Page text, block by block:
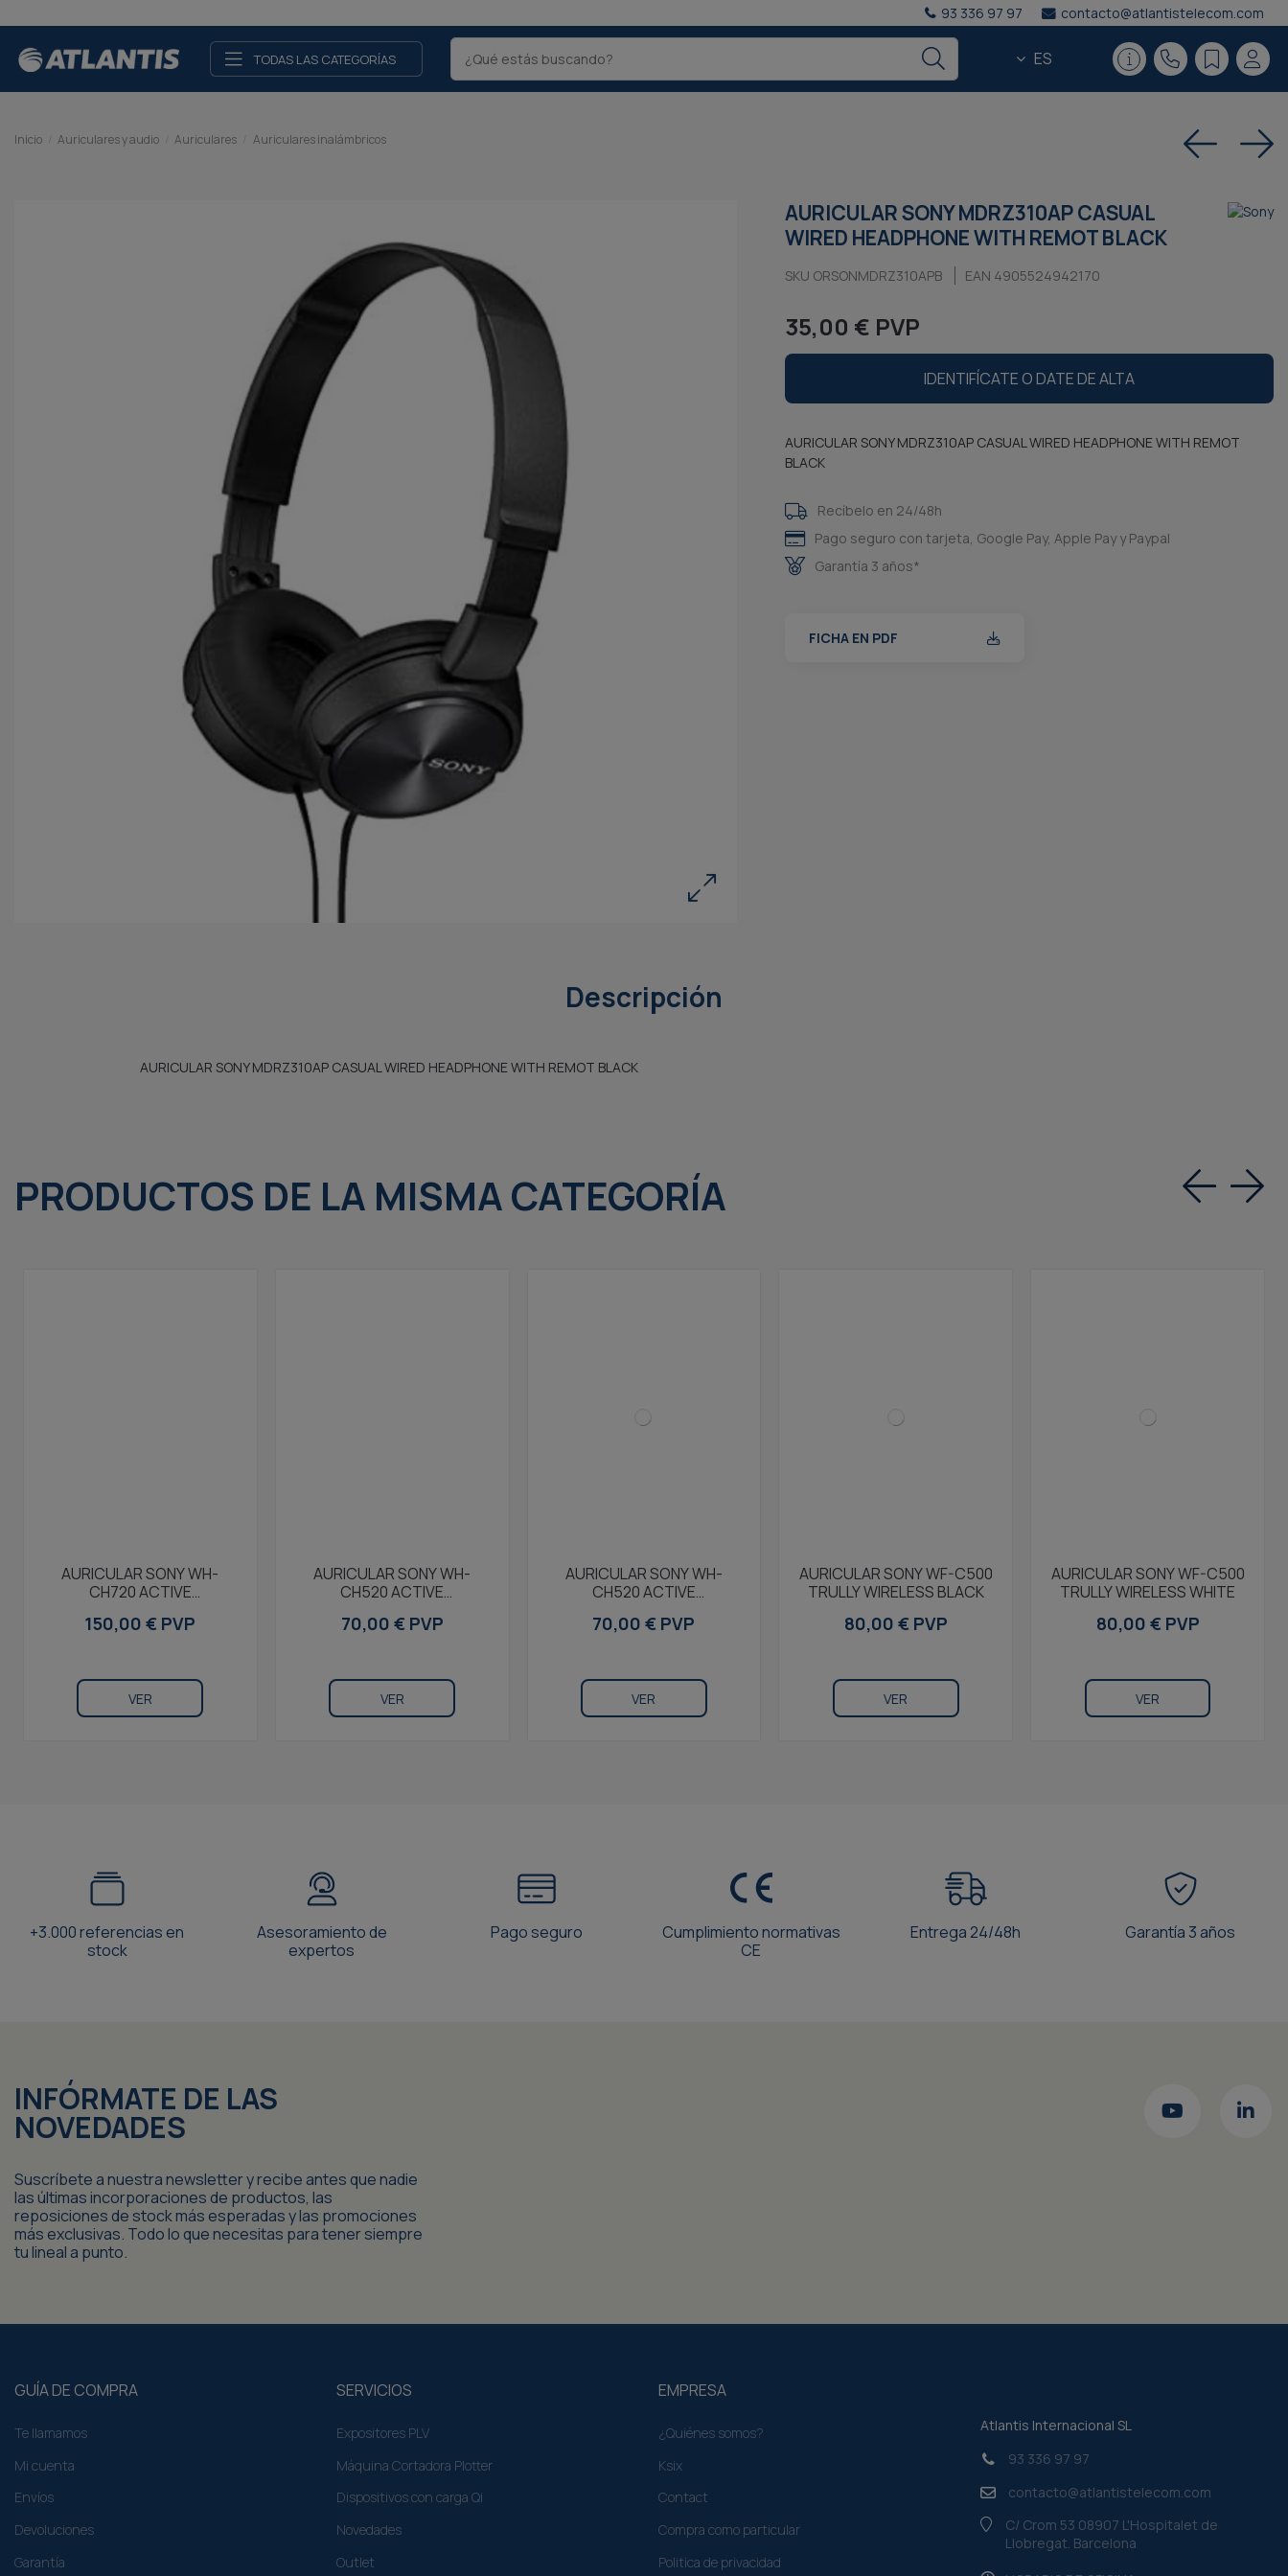
93 336 97 97 contacto@atlantistelecom.com
TODAS LAS CATEGORÍAS ES
Inicio Auriculares y audio Auriculares Auriculares inalámbricos
AURICULAR SONY MDRZ310AP CASUAL
WIRED HEADPHONE WITH REMOT BLACK
SKU ORSONMDRZ310APB EAN 4905524942170
35,00 € PVP
IDENTIFÍCATE O DATE DE ALTA
AURICULAR SONY MDRZ310AP CASUAL WIRED HEADPHONE WITH REMOT
BLACK
Recíbelo en 24/48h
Pago seguro con tarjeta, Google Pay, Apple Pay y Paypal
Garantía 3 años*
FICHA EN PDF
Descripción
AURICULAR SONY MDRZ310AP CASUAL WIRED HEADPHONE WITH REMOT BLACK
PRODUCTOS DE LA MISMA CATEGORÍA
AURICULAR SONY WH-
CH720 ACTIVE
WHITE
150,00 € PVP
VER
AURICULAR SONY WH-
CH520 ACTIVE
WHITE
70,00 € PVP
VER
AURICULAR SONY WH-
CH520 ACTIVE
BLACK
70,00 € PVP
VER
AURICULAR SONY WF-C500
TRULLY WIRELESS BLACK
80,00 € PVP
VER
AURICULAR SONY WF-C500
TRULLY WIRELESS WHITE
80,00 € PVP
VER
+3.000 referencias en
stock
Asesoramiento de
expertos
Pago seguro
Cumplimiento normativas
CE
Entrega 24/48h Garantía 3 años
INFÓRMATE DE LAS
NOVEDADES
Suscríbete a nuestra newsletter y recibe antes que nadie
las últimas incorporaciones de productos, las
reposiciones de stock más esperadas y las promociones
más exclusivas. Todo lo que necesitas para tener siempre
tu lineal a punto.
GUÍA DE COMPRA
Te llamamos
Mi cuenta
Envíos
Devoluciones
Garantía
SERVICIOS
Expositores PLV
Máquina Cortadora Plotter
Dispositivos con carga Qi
Novedades
Outlet
EMPRESA
¿Quiénes somos?
Ksix
Contact
Compra como particular​
Politica de privacidad
Atlantis Internacional SL
93 336 97 97
contacto@atlantistelecom.com
C/ Crom 53 08907 L'Hospitalet de
Llobregat. Barcelona